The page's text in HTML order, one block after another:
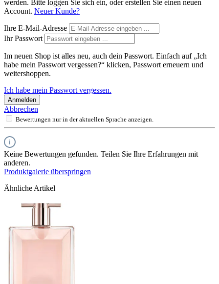
werden. Bitte loggen Sie sich ein, oder erstellen Sie einen neuen
Account. Neuer Kunde?
Ihre E-Mail-Adresse
Ihr Passwort
Im neuen Shop ist alles neu, auch dein Passwort. Einfach auf „Ich
habe mein Passwort vergessen?“ klicken, Passwort erneuern und
weitershoppen.
Ich habe mein Passwort vergessen.
Anmelden
Abbrechen
Bewertungen nur in der aktuellen Sprache anzeigen.
Keine Bewertungen gefunden. Teilen Sie Ihre Erfahrungen mit
anderen.
Produktgalerie überspringen
Ähnliche Artikel